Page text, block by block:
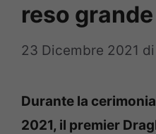
reso grande
23 Dicembre 2021 di
Durante la
2021, il premier